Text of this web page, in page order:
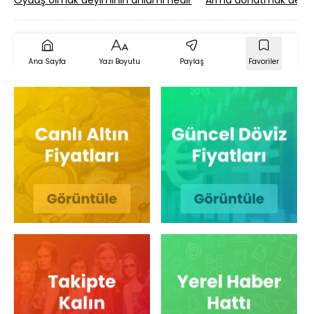
Ana Sayfa Yazı Boyutu Paylaş Favoriler